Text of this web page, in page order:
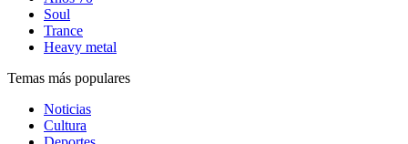
Soul
Trance
Heavy metal
Temas más populares
Noticias
Cultura